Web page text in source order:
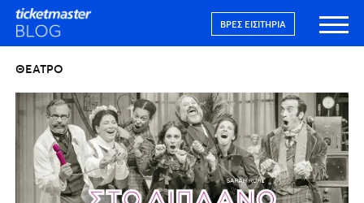
ΒΡΕΣ ΕΙΣΙΤΉΡΙΑ
ΘΈΑΤΡΟ